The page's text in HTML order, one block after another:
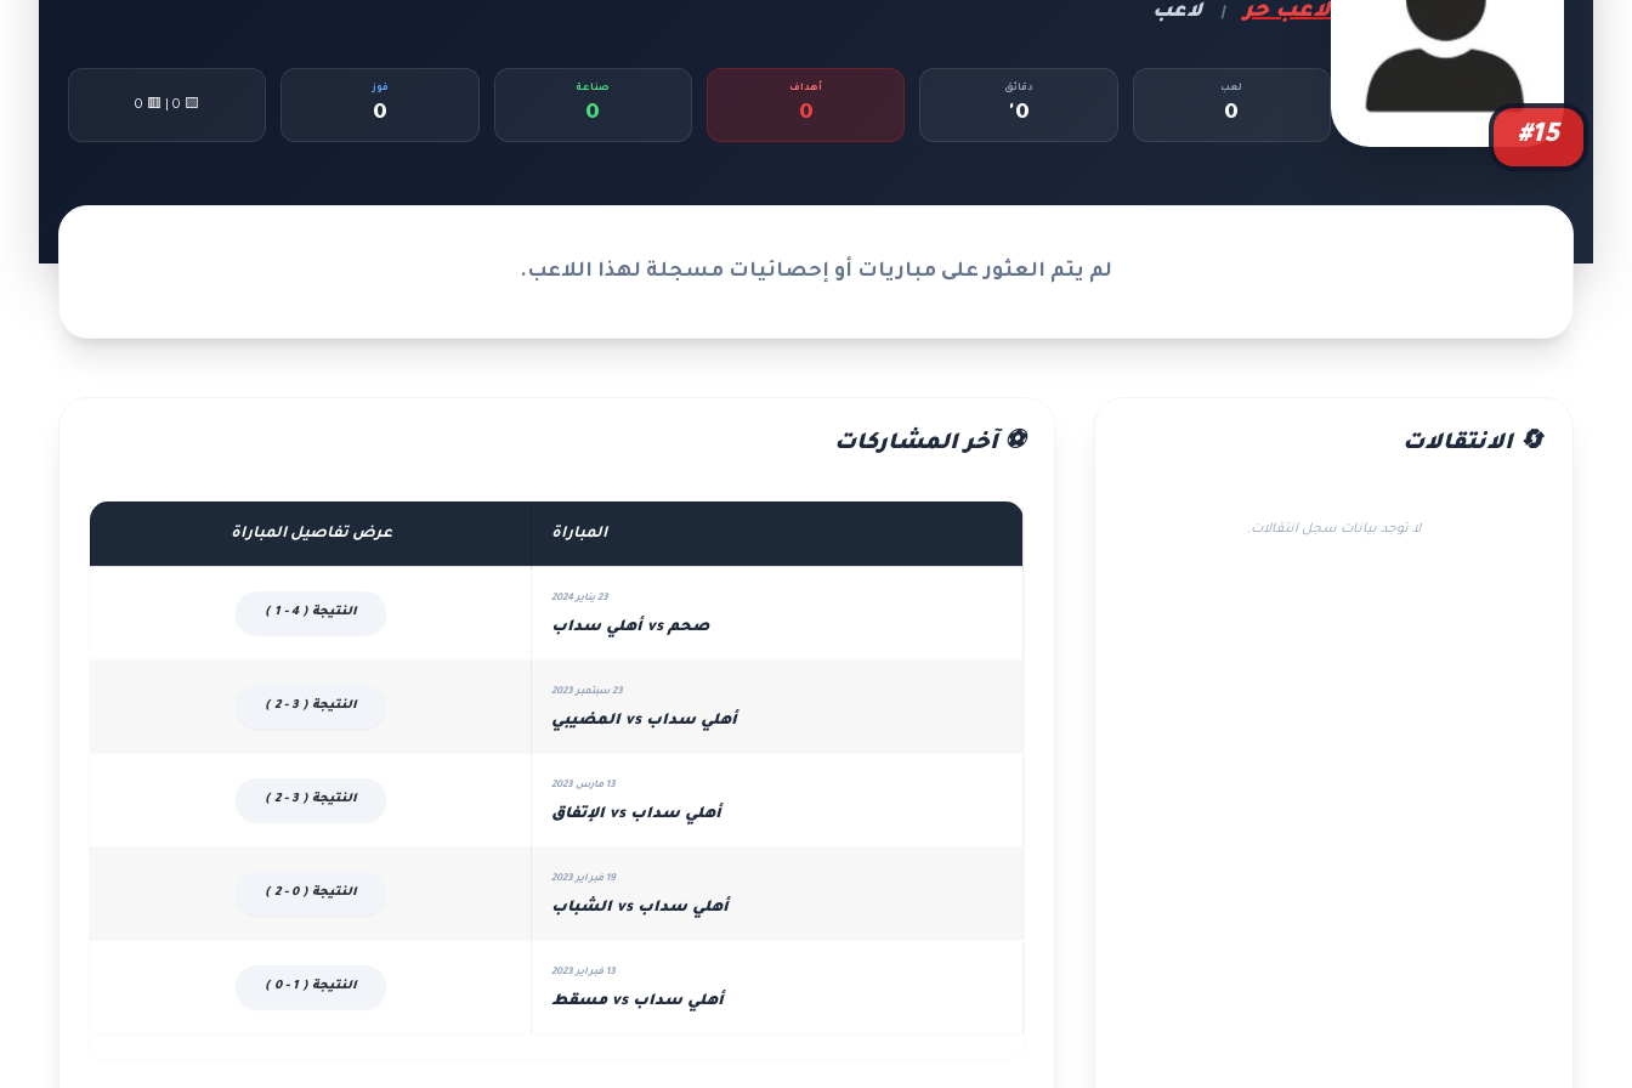
#15
لاعب حر | لاعب
لعب
0
دقائق
0'
أهداف
0
صناعة
0
فوز
0
🟨 0 | 🟥 0
لم يتم العثور على مباريات أو إحصائيات مسجلة لهذا اللاعب.
🔄 الانتقالات
لا توجد بيانات سجل انتقالات.
⚽ آخر المشاركات
المباراة عرض تفاصيل المباراة
23 يناير 2024
صحم vs أهلي سداب
النتيجة ( 4 - 1 )
23 سبتمبر 2023
أهلي سداب vs المضيبي
النتيجة ( 3 - 2 )
13 مارس 2023
أهلي سداب vs الإتفاق
النتيجة ( 3 - 2 )
19 فبراير 2023
أهلي سداب vs الشباب
النتيجة ( 0 - 2 )
13 فبراير 2023
أهلي سداب vs مسقط
النتيجة ( 1 - 0 )